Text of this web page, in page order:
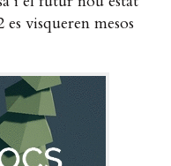
visqueren mesos